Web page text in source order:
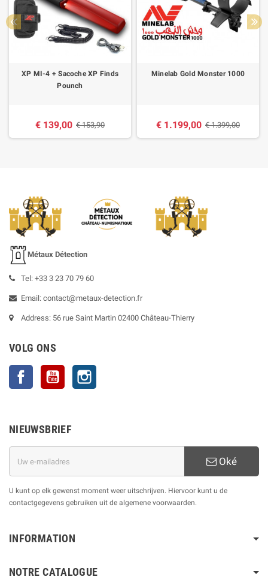
XP MI-4 + Sacoche XP Finds
Pounch
€ 139,00 € 153,90
Minelab Gold Monster 1000
€ 1.199,00 € 1.399,00
Métaux Détection
Tel: +33 3 23 70 79 60
Email: contact@metaux-detection.fr
Address: 56 rue Saint Martin 02400 Château-Thierry
VOLG ONS
Facebook YouTube
NIEUWSBRIEF
Oké
U kunt op elk gewenst moment weer uitschrijven. Hiervoor kunt u de
contactgegevens gebruiken uit de algemene voorwaarden.
INFORMATION
NOTRE CATALOGUE